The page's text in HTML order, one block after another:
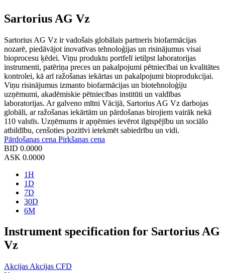
Sartorius AG Vz
Sartorius AG Vz ir vadošais globālais partneris biofarmācijas
nozarē, piedāvājot inovatīvas tehnoloģijas un risinājumus visai
bioprocesu ķēdei. Viņu produktu portfelī ietilpst laboratorijas
instrumenti, patēriņa preces un pakalpojumi pētniecībai un kvalitātes
kontrolei, kā arī ražošanas iekārtas un pakalpojumi bioprodukcijai.
Viņu risinājumus izmanto biofarmācijas un biotehnoloģiju
uzņēmumi, akadēmiskie pētniecības institūti un valdības
laboratorijas. Ar galveno mītni Vācijā, Sartorius AG Vz darbojas
globāli, ar ražošanas iekārtām un pārdošanas birojiem vairāk nekā
110 valstīs. Uzņēmums ir apņēmies ievērot ilgtspējību un sociālo
atbildību, cenšoties pozitīvi ietekmēt sabiedrību un vidi.
Pārdošanas cena Pirkšanas cena
BID 0.0000
ASK 0.0000
1H
1D
7D
30D
6M
Instrument specification for Sartorius AG
Vz
Akcijas Akcijas CFD